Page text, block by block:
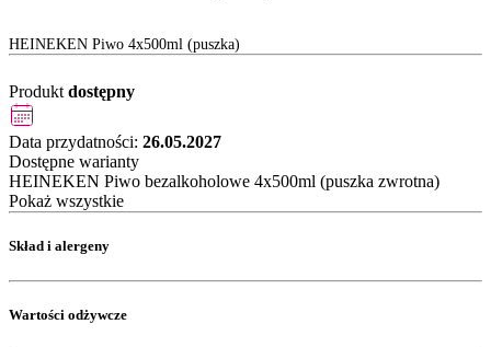
HEINEKEN Piwo 4x500ml (puszka)
Produkt dostępny
Data przydatności: 26.05.2027
Dostępne warianty
HEINEKEN Piwo bezalkoholowe 4x500ml (puszka zwrotna)
Pokaż wszystkie
Skład i alergeny
Wartości odżywcze